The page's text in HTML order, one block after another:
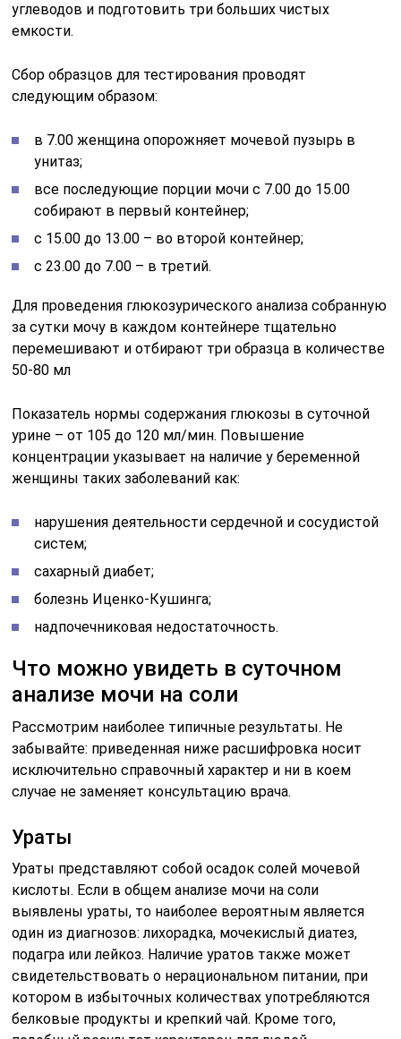
углеводов и подготовить три больших чистых
емкости.
Сбор образцов для тестирования проводят
следующим образом:
в 7.00 женщина опорожняет мочевой пузырь в
унитаз;
все последующие порции мочи с 7.00 до 15.00
собирают в первый контейнер;
с 15.00 до 13.00 – во второй контейнер;
с 23.00 до 7.00 – в третий.
Для проведения глюкозурического анализа собранную
за сутки мочу в каждом контейнере тщательно
перемешивают и отбирают три образца в количестве
50-80 мл
Показатель нормы содержания глюкозы в суточной
урине – от 105 до 120 мл/мин. Повышение
концентрации указывает на наличие у беременной
женщины таких заболеваний как:
нарушения деятельности сердечной и сосудистой
систем;
сахарный диабет;
болезнь Иценко-Кушинга;
надпочечниковая недостаточность.
Что можно увидеть в суточном
анализе мочи на соли
Рассмотрим наиболее типичные результаты. Не
забывайте: приведенная ниже расшифровка носит
исключительно справочный характер и ни в коем
случае не заменяет консультацию врача.
Ураты
Ураты представляют собой осадок солей мочевой
кислоты. Если в общем анализе мочи на соли
выявлены ураты, то наиболее вероятным является
один из диагнозов: лихорадка, мочекислый диатез,
подагра или лейкоз. Наличие уратов также может
свидетельствовать о нерациональном питании, при
котором в избыточных количествах употребляются
белковые продукты и крепкий чай. Кроме того,